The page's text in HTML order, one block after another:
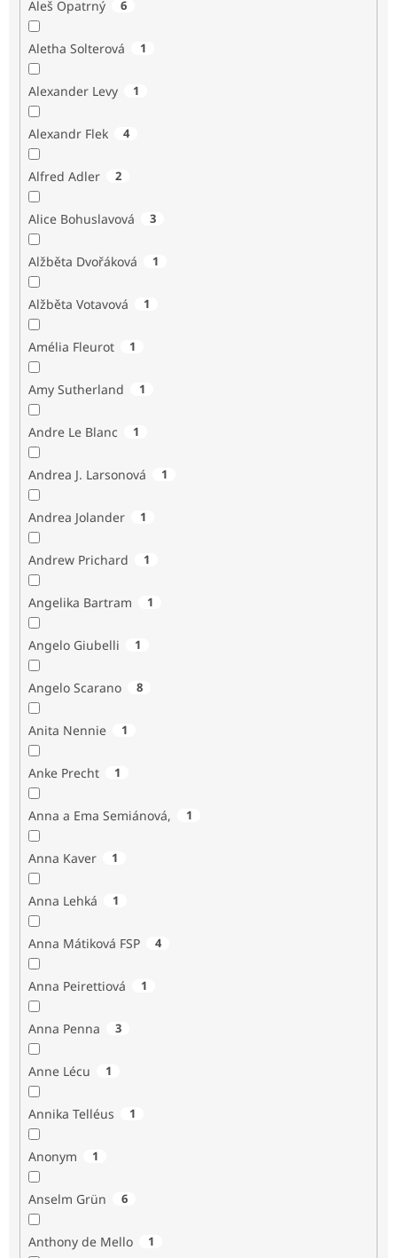
Aleš Opatrný 6
Aletha Solterová 1
Alexander Levy 1
Alexandr Flek 4
Alfred Adler 2
Alice Bohuslavová 3
Alžběta Dvořáková 1
Alžběta Votavová 1
Amélia Fleurot 1
Amy Sutherland 1
Andre Le Blanc 1
Andrea J. Larsonová 1
Andrea Jolander 1
Andrew Prichard 1
Angelika Bartram 1
Angelo Giubelli 1
Angelo Scarano 8
Anita Nennie 1
Anke Precht 1
Anna a Ema Semiánová, 1
Anna Kaver 1
Anna Lehká 1
Anna Mátiková FSP 4
Anna Peirettiová 1
Anna Penna 3
Anne Lécu 1
Annika Telléus 1
Anonym 1
Anselm Grün 6
Anthony de Mello 1